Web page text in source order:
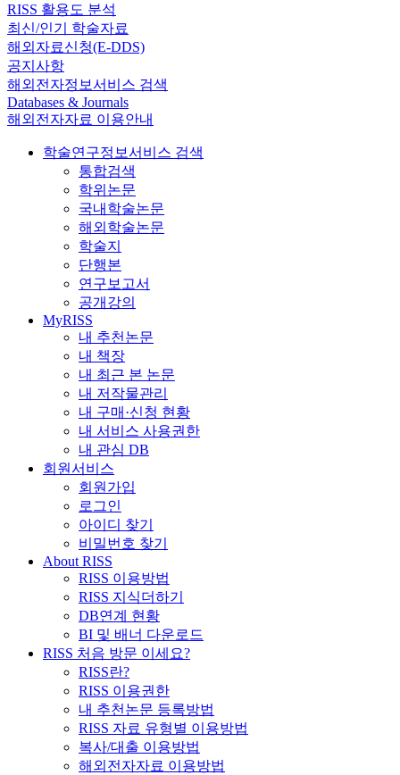
RISS 활용도 분석
최신/인기 학술자료
해외자료신청(E-DDS)
공지사항
해외전자정보서비스 검색
Databases & Journals
해외전자자료 이용안내
학술연구정보서비스 검색
통합검색
학위논문
국내학술논문
해외학술논문
학술지
단행본
연구보고서
공개강의
MyRISS
내 추천논문
내 책장
내 최근 본 논문
내 저작물관리
내 구매·신청 현황
내 서비스 사용권한
내 관심 DB
회원서비스
회원가입
로그인
아이디 찾기
비밀번호 찾기
About RISS
RISS 이용방법
RISS 지식더하기
DB연계 현황
BI 및 배너 다운로드
RISS 처음 방문 이세요?
RISS란?
RISS 이용권한
내 추천논문 등록방법
RISS 자료 유형별 이용방법
복사/대출 이용방법
해외전자자료 이용방법